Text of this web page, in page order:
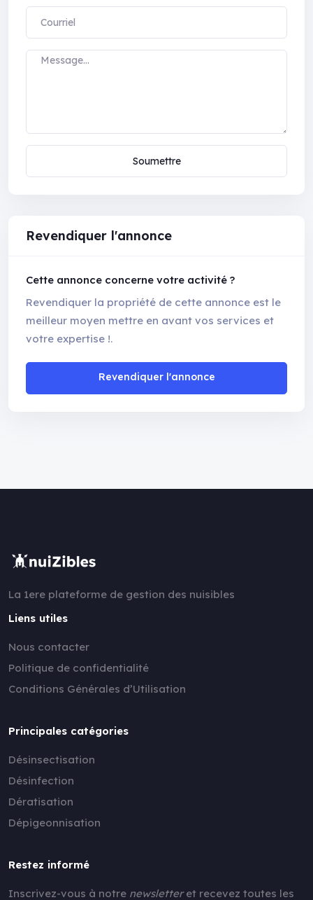
Soumettre
Revendiquer l'annonce
Cette annonce concerne votre activité ?
Revendiquer la propriété de cette annonce est le
meilleur moyen mettre en avant vos services et
votre expertise !.
Revendiquer l'annonce
La 1ere plateforme de gestion des nuisibles
Liens utiles
Nous contacter
Politique de confidentialité
Conditions Générales d’Utilisation
Principales catégories
Désinsectisation
Désinfection
Dératisation
Dépigeonnisation
Restez informé
Inscrivez-vous à notre newsletteret recevez toutes les